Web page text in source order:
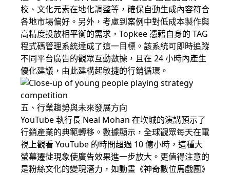
校、文化元素在地化調整等，確保自動生成內容符合
各地市場偏好。另外，考慮到案例中對低成本製作與
高精度投放相平衡的需求，Topkee 憑藉自身的 TAG
程式碼管理系統達成了這一目標。該系統可即時追蹤
不同平台廣告的觀眾互動數據，且在 24 小時內產生
優化建議，由此建構起敏捷的行銷循環。
五、行業趨勢與未來發展方向
YouTube 執行長 Neal Mohan 在坎城的演講預示了
行銷產業的典範轉移。數據顯示，全球觀眾每天在電
視上觀看 YouTube 的時間超過 10 億小時，這種大
螢幕遷徙現象使廣告效果進一步放大。更值得注意的
是粉絲文化的變現潛力，如動畫《神奇數位馬戲團》